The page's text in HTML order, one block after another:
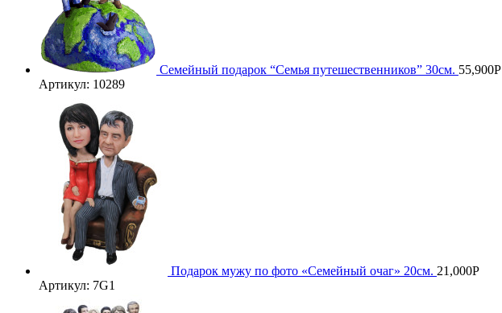
Семейный подарок “Семья путешественников” 30см. 55,900Р
Артикул: 10289
Подарок мужу по фото «Семейный очаг» 20см. 21,000Р
Артикул: 7G1